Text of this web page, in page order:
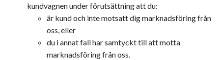
kundvagnen under förutsättning att du:
är kund och inte motsatt dig marknadsföring från
oss, eller
du i annat fall har samtyckt till att motta
marknadsföring från oss.